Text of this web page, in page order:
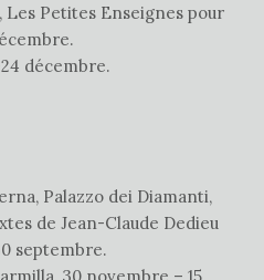
Les Petites Enseignes pour
décembre.
Palazzo dei Diamanti,
de Jean-Claude Dedieu
septembre.